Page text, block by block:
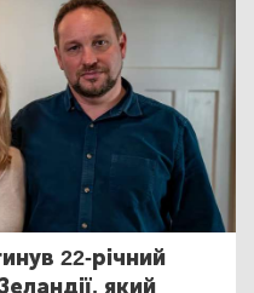
22-річний
який